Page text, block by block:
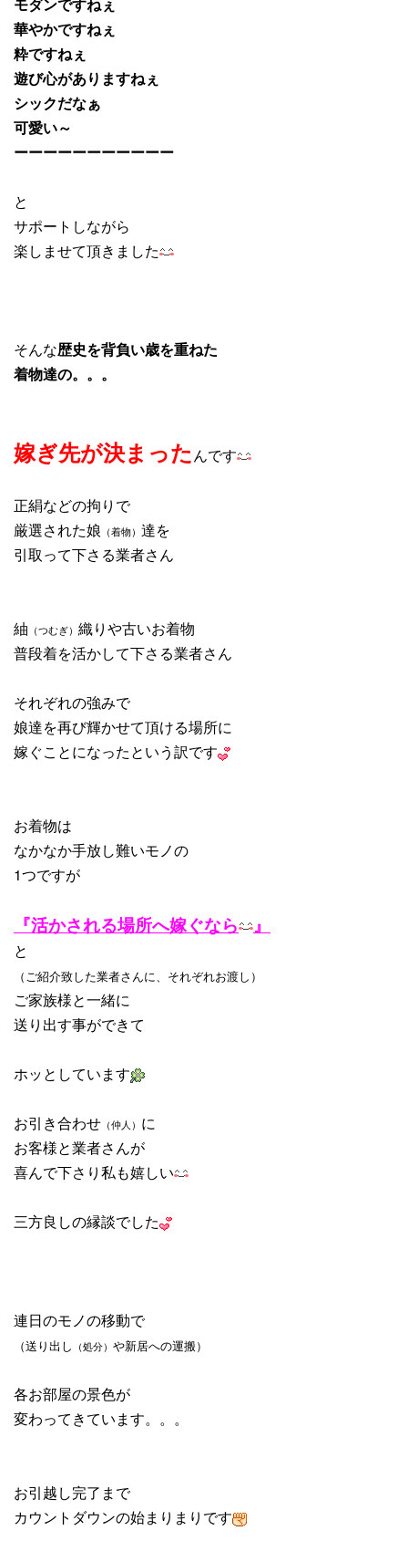
華やかですねぇ
粋ですねぇ
遊び心がありますねぇ
シックだなぁ
可愛い～
ーーーーーーーーーーー
と
サポートしながら
楽しませて頂きました
そんな歴史を背負い歳を重ねた
着物達の。。。
嫁ぎ先が決まったんです
正絹などの拘りで
厳選された娘 （着物） 達を
引取って下さる業者さん
紬 （つむぎ） 織りや古いお着物
普段着を活かして下さる業者さん
それぞれの強みで
娘達を再び輝かせて頂ける場所に
嫁ぐことになったという訳です
お着物は
なかなか手放し難いモノの
1つですが
『活かされる場所へ嫁ぐなら 』
と
（ご紹介致した業者さんに、 それぞれお渡し）
ご家族様と一緒に
送り出す事ができて
ホッとしています
お引き合わせ （仲人） に
お客様と業者さんが
喜んで下さり私も嬉しい
三方良しの縁談でした
連日のモノの移動で
（送り出し （処分） や新居への運搬）
各お部屋の景色が
変わってきています。。。
お引越し完了まで
カウントダウンの始まりまりです